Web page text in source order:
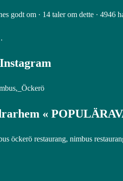
godt om · 14 taler om dette ·
«
öckerö restaurang, nimbus